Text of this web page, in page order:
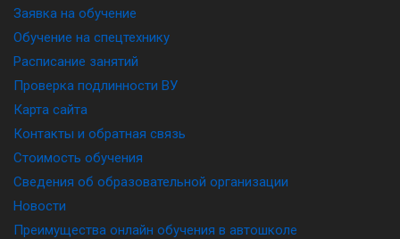
Заявка на обучение
Обучение на спецтехнику
Расписание занятий
Проверка подлинности ВУ
Карта сайта
Контакты и обратная связь
Стоимость обучения
Сведения об образовательной организации
Новости
Преимущества онлайн обучения в автошколе